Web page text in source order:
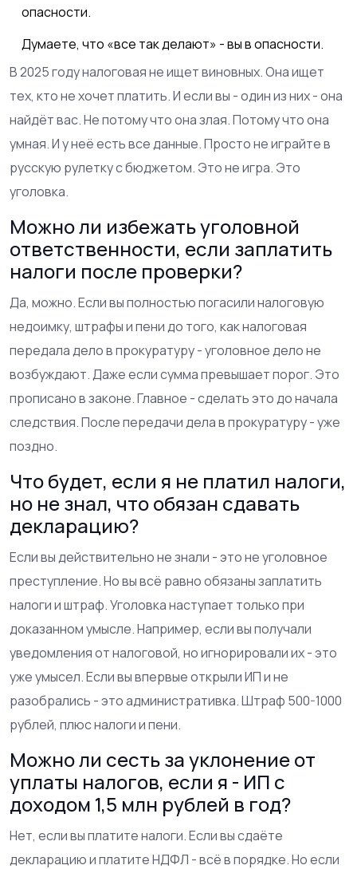
опасности.
Думаете, что «все так делают» - вы в опасности.
В 2025 году налоговая не ищет виновных. Она ищет
тех, кто не хочет платить. И если вы - один из них - она
найдёт вас. Не потому что она злая. Потому что она
умная. И у неё есть все данные. Просто не играйте в
русскую рулетку с бюджетом. Это не игра. Это
уголовка.
Можно ли избежать уголовной
ответственности, если заплатить
налоги после проверки?
Да, можно. Если вы полностью погасили налоговую
недоимку, штрафы и пени до того, как налоговая
передала дело в прокуратуру - уголовное дело не
возбуждают. Даже если сумма превышает порог. Это
прописано в законе. Главное - сделать это до начала
следствия. После передачи дела в прокуратуру - уже
поздно.
Что будет, если я не платил налоги,
но не знал, что обязан сдавать
декларацию?
Если вы действительно не знали - это не уголовное
преступление. Но вы всё равно обязаны заплатить
налоги и штраф. Уголовка наступает только при
доказанном умысле. Например, если вы получали
уведомления от налоговой, но игнорировали их - это
уже умысел. Если вы впервые открыли ИП и не
разобрались - это административка. Штраф 500-1000
рублей, плюс налоги и пени.
Можно ли сесть за уклонение от
уплаты налогов, если я - ИП с
доходом 1,5 млн рублей в год?
Нет, если вы платите налоги. Если вы сдаёте
декларацию и платите НДФЛ - всё в порядке. Но если